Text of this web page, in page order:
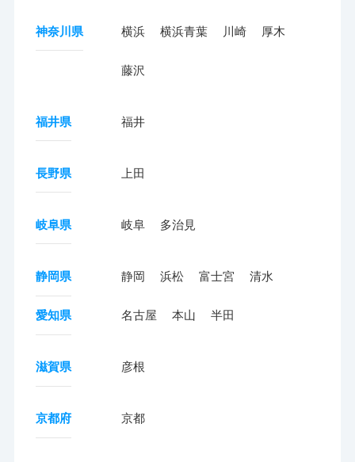
神奈川県 横浜 横浜青葉 川崎 厚木
藤沢
福井県 福井
長野県 上田
岐阜県 岐阜 多治見
静岡県 静岡 浜松 富士宮 清水
愛知県 名古屋 本山 半田
滋賀県 彦根
京都府 京都